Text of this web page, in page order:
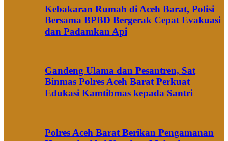
Kebakaran Rumah di Aceh Barat, Polisi
Bersama BPBD Bergerak Cepat Evakuasi
dan Padamkan Api
Gandeng Ulama dan Pesantren, Sat
Binmas Polres Aceh Barat Perkuat
Edukasi Kamtibmas kepada Santri
Polres Aceh Barat Berikan Pengamanan